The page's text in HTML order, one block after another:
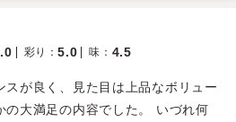
彩り ：5.0 味 ： 4.5
スが良く、見た目は上品なボリュー
の大満足の内容でした。 いづれ何